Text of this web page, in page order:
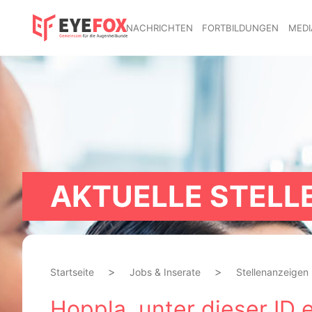
NACHRICHTEN FORTBILDUNGEN
AKTUELLE
Startseite Jobs & Inserate Stellenanzeigen